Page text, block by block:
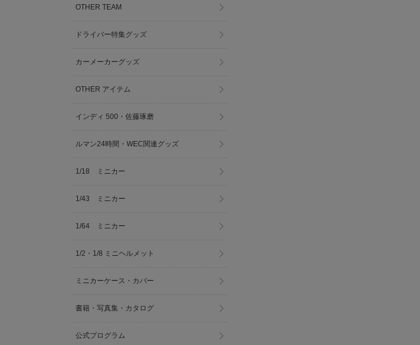
OTHER TEAM
ドライバー特集グッズ
カーメーカーグッズ
OTHER アイテム
インディ 500・佐藤琢磨
ルマン24時間・WEC関連グッズ
1/18 ミニカー
1/43 ミニカー
1/64 ミニカー
1/2・1/8 ミニヘルメット
ミニカーケース・カバー
書籍・写真集・カタログ
公式プログラム